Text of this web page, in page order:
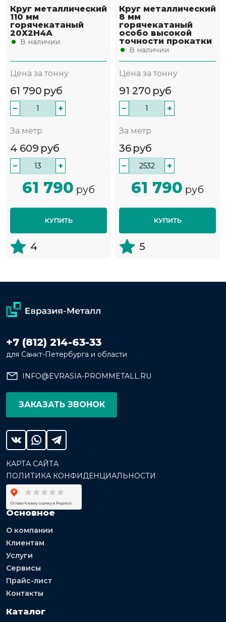
Круг металлический
110 мм
горячекатаный
20Х2Н4А
В наличии
Цена за тонну
61 790 руб
− +
За метр
4 609 руб
− +
61 790 руб
КУПИТЬ
4
Круг металлический
8 мм
горячекатаный
особо высокой
точности прокатки
В наличии
Цена за тонну
91 270 руб
− +
За метр
36 руб
− +
61 790 руб
КУПИТЬ
5
+7 (812) 214-63-33
для Санкт-Петербурга и области
INFO@EVRASIA-PROMMETALL.RU
ЗАКАЗАТЬ ЗВОНОК
КАРТА САЙТА
ПОЛИТИКА КОНФИДЕНЦИАЛЬНОСТИ
Основное
О компании
Клиентам
Услуги
Сервисы
Прайс-лист
Контакты
Каталог